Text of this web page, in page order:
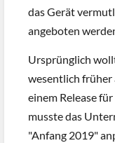
das Gerät
angeboten
Ursprünglich
wesentlich früher
einem Release
musste das
"Anfang 2019"